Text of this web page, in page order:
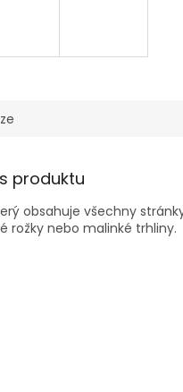
produktu
obsahuje všechny
rožky nebo malinké trhliny.